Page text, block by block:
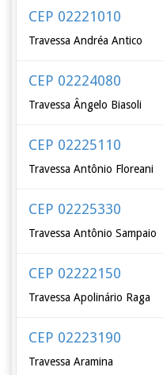
CEP 02221010
Travessa Andréa Antico
CEP 02224080
Travessa Ângelo Biasoli
CEP 02225110
Travessa Antônio Floreani
CEP 02225330
Travessa Antônio Sampaio
CEP 02222150
Travessa Apolinário Raga
CEP 02223190
Travessa Aramina